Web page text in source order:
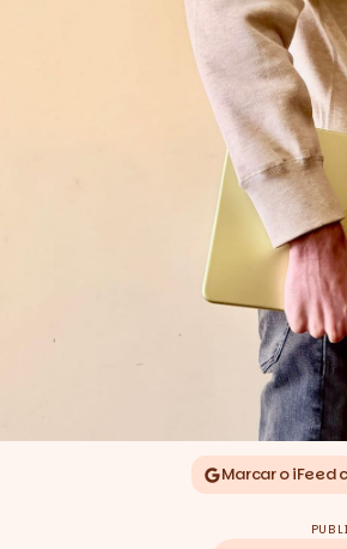
Marcar o iFeed